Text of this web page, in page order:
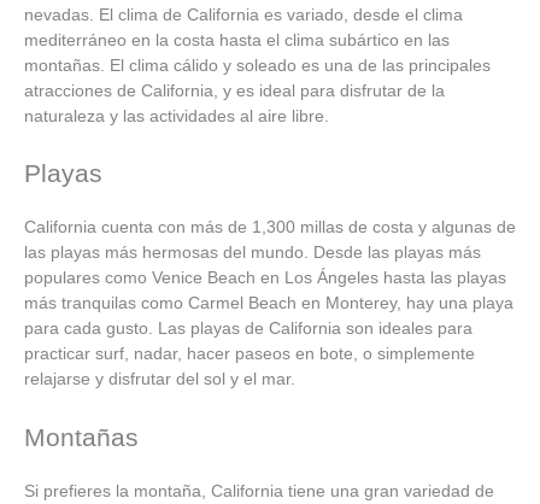
nevadas. El clima de California es variado, desde el clima
mediterráneo en la costa hasta el clima subártico en las
montañas. El clima cálido y soleado es una de las principales
atracciones de California, y es ideal para disfrutar de la
naturaleza y las actividades al aire libre.
Playas
California cuenta con más de 1,300 millas de costa y algunas de
las playas más hermosas del mundo. Desde las playas más
populares como Venice Beach en Los Ángeles hasta las playas
más tranquilas como Carmel Beach en Monterey, hay una playa
para cada gusto. Las playas de California son ideales para
practicar surf, nadar, hacer paseos en bote, o simplemente
relajarse y disfrutar del sol y el mar.
Montañas
Si prefieres la montaña, California tiene una gran variedad de